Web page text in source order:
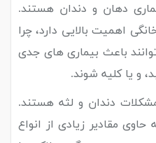
دهان و دندان هستند.
اهمیت بالایی دارد، چرا
باعث بیماری های جدی
و یا کلیه شوند.
دندان و لثه هستند.
مقادیر زیادی از انواع